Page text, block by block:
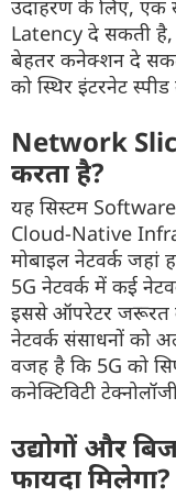
उदाहरण के लिए, एक
Latency दे सकती है,
बेहतर कनेक्शन दे
को स्थिर इंटरनेट
Network
करता है?
यह सिस्टम
Cloud-Native
मोबाइल नेटवर्क जहां
5G नेटवर्क में कई
इससे ऑपरेटर जरूरत
नेटवर्क संसाधनों को
वजह है कि 5G को
कनेक्टिविटी
उद्योगों और
फायदा मिलेगा?